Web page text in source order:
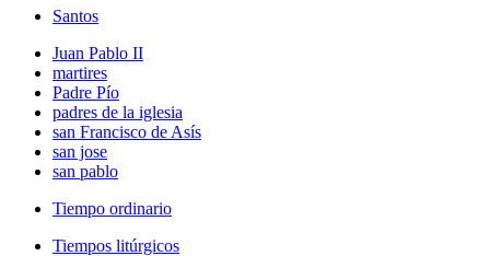
Santos
Juan Pablo II
martires
Padre Pío
padres de la iglesia
san Francisco de Asís
san jose
san pablo
Tiempo ordinario
Tiempos litúrgicos